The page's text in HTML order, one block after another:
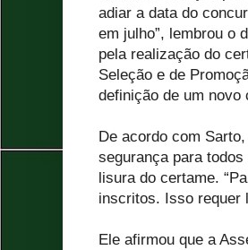
adiar a data do
em julho”, lembrou o
pela realização do
Seleção e de
definição de um novo
De acordo com
segurança para
lisura do certame.
inscritos. Isso requer
Ele afirmou que a